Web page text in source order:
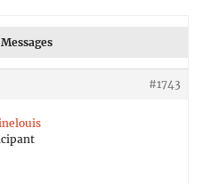
Messages
#1743